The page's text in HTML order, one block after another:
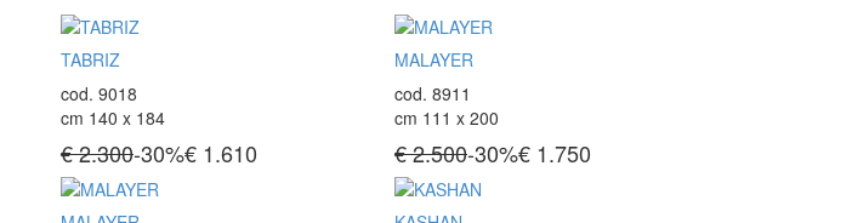
TABRIZ
cod. 9018
cm 140 x 184
€ 2.300-30%€ 1.610
MALAYER
cod. 8911
cm 111 x 200
€ 2.500-30%€ 1.750